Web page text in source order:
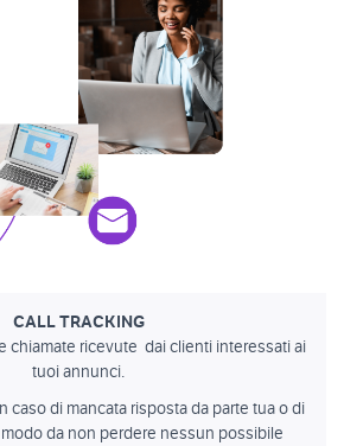
CALL TRACKING
chiamate ricevute dai clienti interessati ai
tuoi annunci.
caso di mancata risposta da parte tua o di
da non perdere nessun possibile